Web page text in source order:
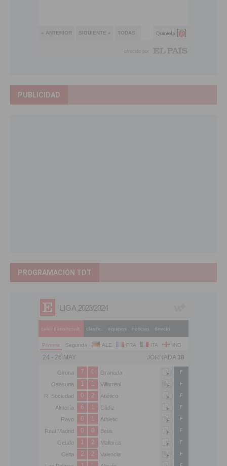
PUBLICIDAD
PROGRAMACIÓN TDT